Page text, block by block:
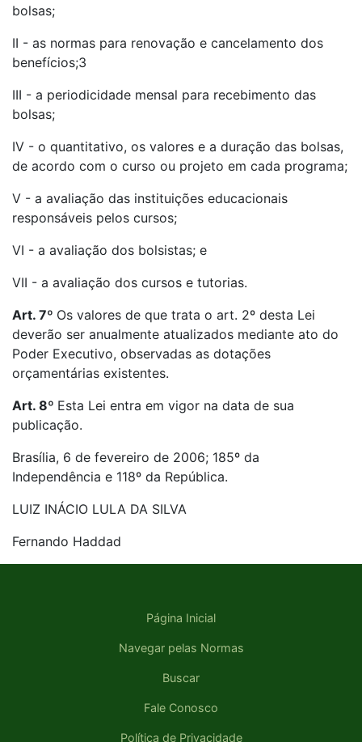
bolsas;
II - as normas para renovação e cancelamento dos
benefícios;3
III - a periodicidade mensal para recebimento das
bolsas;
IV - o quantitativo, os valores e a duração das bolsas,
de acordo com o curso ou projeto em cada programa;
V - a avaliação das instituições educacionais
responsáveis pelos cursos;
VI - a avaliação dos bolsistas; e
VII - a avaliação dos cursos e tutorias.
Art. 7º Os valores de que trata o art. 2º desta Lei
deverão ser anualmente atualizados mediante ato do
Poder Executivo, observadas as dotações
orçamentárias existentes.
Art. 8º Esta Lei entra em vigor na data de sua
publicação.
Brasília, 6 de fevereiro de 2006; 185º da
Independência e 118º da República.
LUIZ INÁCIO LULA DA SILVA
Fernando Haddad
Página Inicial
Navegar pelas Normas
Buscar
Fale Conosco
Política de Privacidade